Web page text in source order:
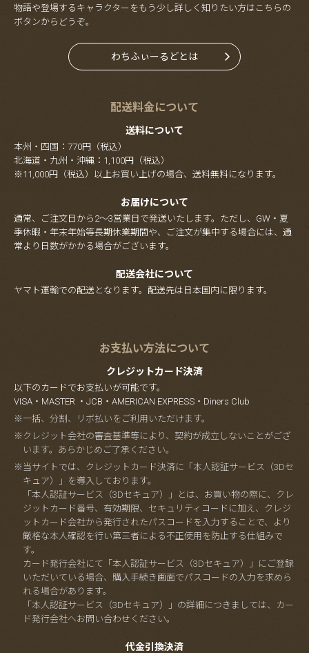
物語や登場するキャラクターをもう少し詳しく知りたい方はこちらの
ボタンからどうぞ。
わちふぃーるどとは
配送料金について
送料について
本州・四国：770円（税込）
北海道・九州・沖縄：1,100円（税込）
※11,000円（税込）以上お買い上げの場合、送料無料になります。
お届けについて
通常、ご注文日から2～3営業日で発送いたします。ただし、GW・夏
季休暇・年末年始等長期休業期間や、ご注文が集中する場合には、通
常より日数がかかる場合がございます。
配送会社について
ヤマト運輸での配送となります。配送先は日本国内に限ります。
お支払い方法について
クレジットカード決済
以下のカードでお支払いが可能です。
VISA・MASTER ・JCB・AMERICAN EXPRESS・Diners Club
※一括、分割、リボ払いをご利用いただけます。
※クレジット会社の審査基準等により、契約が成立しないことがござ
います。あらかじめご了承ください。
※当サイトでは、クレジットカード決済に「本人認証サービス（3Dセ
キュア）」を導入しております。
「本人認証サービス（3Dセキュア）」とは、お買い物の際に、クレ
ジットカード番号、有効期限、セキュリティコードに加え、クレジ
ットカード会社から発行されたパスコードを入力することで、より
厳格な本人確認を行い第三者による不正使用を防止する仕組みで
す。
カード発行会社にて「本人認証サービス（3Dセキュア）」にご登録
いただいている場合、購入手続き画面でパスコードの入力を求めら
れる場合があります。
「本人認証サービス（3Dセキュア）」の詳細につきましては、カー
ド発行会社へお問い合わせください。
代金引換決済